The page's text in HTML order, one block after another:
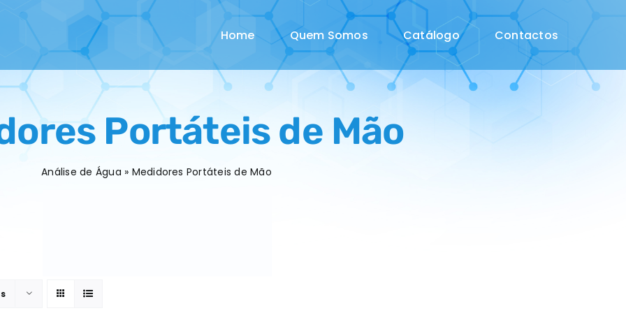
Home Quem Somos Catálogo Contactos
Portáteis de Mão
Análise de Água » Medidores Portáteis de Mão